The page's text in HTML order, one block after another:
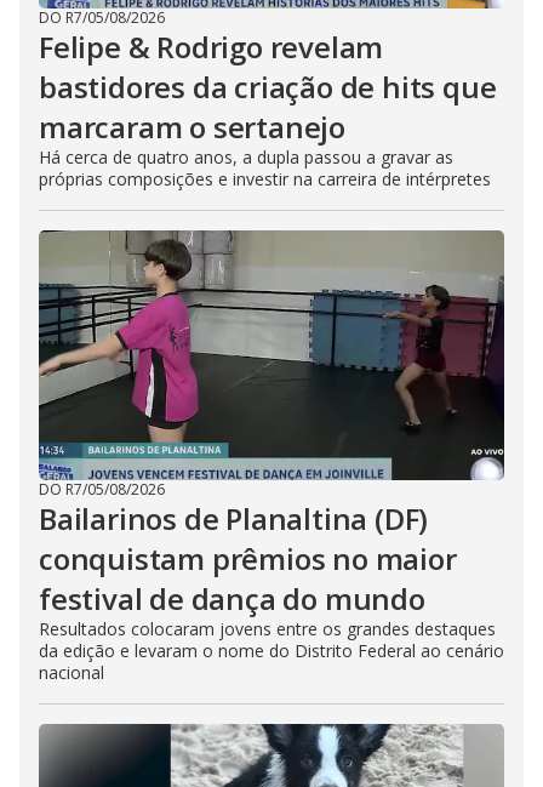
DO R7/05/08/2026
Felipe & Rodrigo revelam
bastidores da criação de hits que
marcaram o sertanejo
Há cerca de quatro anos, a dupla passou a gravar as
próprias composições e investir na carreira de intérpretes
DO R7/05/08/2026
Bailarinos de Planaltina (DF)
conquistam prêmios no maior
festival de dança do mundo
Resultados colocaram jovens entre os grandes destaques
da edição e levaram o nome do Distrito Federal ao cenário
nacional